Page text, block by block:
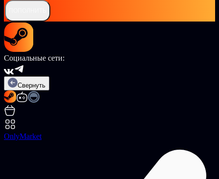
Социальные сети:
Свернуть
OnlyMarket